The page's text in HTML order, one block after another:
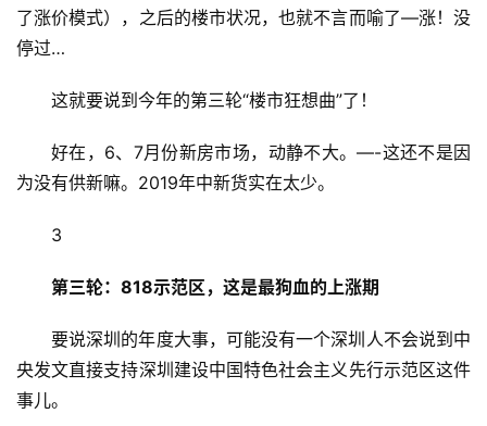
了涨价模式），之后的楼市状况，也就不言而喻了—涨！没
停过…
这就要说到今年的第三轮“楼市狂想曲”了！
好在，6、7月份新房市场，动静不大。—-这还不是因
为没有供新嘛。2019年中新货实在太少。
3
第三轮： 818示范区，这是最狗血的上涨期
要说深圳的年度大事，可能没有一个深圳人不会说到中
央发文直接支持深圳建设中国特色社会主义先行示范区这件
事儿。